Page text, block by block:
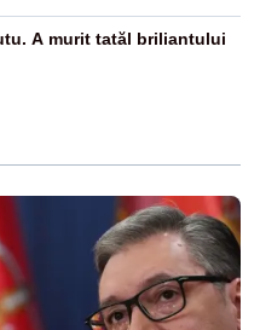
A murit tatăl briliantului